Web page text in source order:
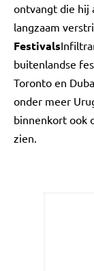
ontvangt die hij
langzaam
Festivals
buitenlandse
Toronto en
onder meer
binnenkort ook
zien.